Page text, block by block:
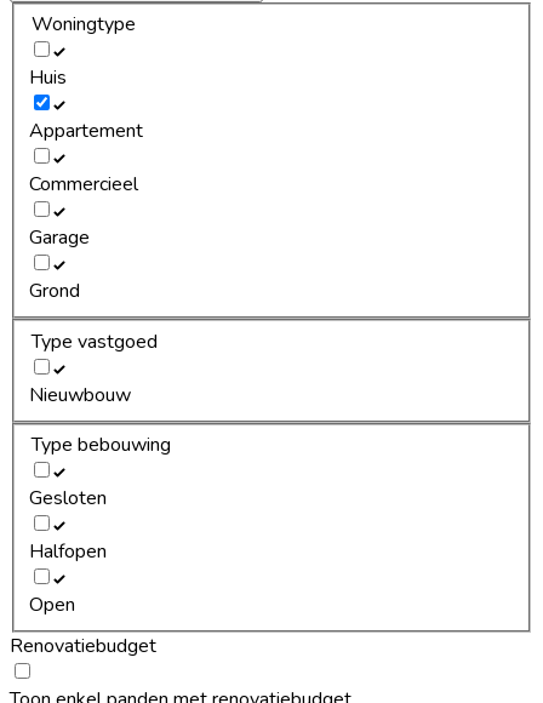
Woningtype
Huis
Appartement
Commercieel
Garage
Grond
Type vastgoed
Nieuwbouw
Type bebouwing
Gesloten
Halfopen
Open
Renovatiebudget